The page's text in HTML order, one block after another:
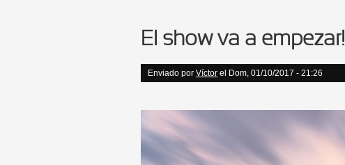
El show va a empezar!
Enviado por Víctor el Dom, 01/10/2017 - 21:26